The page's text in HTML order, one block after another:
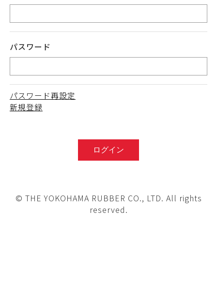
パスワード
パスワード再設定
新規登録
© THE YOKOHAMA RUBBER CO., LTD. All rights
reserved.